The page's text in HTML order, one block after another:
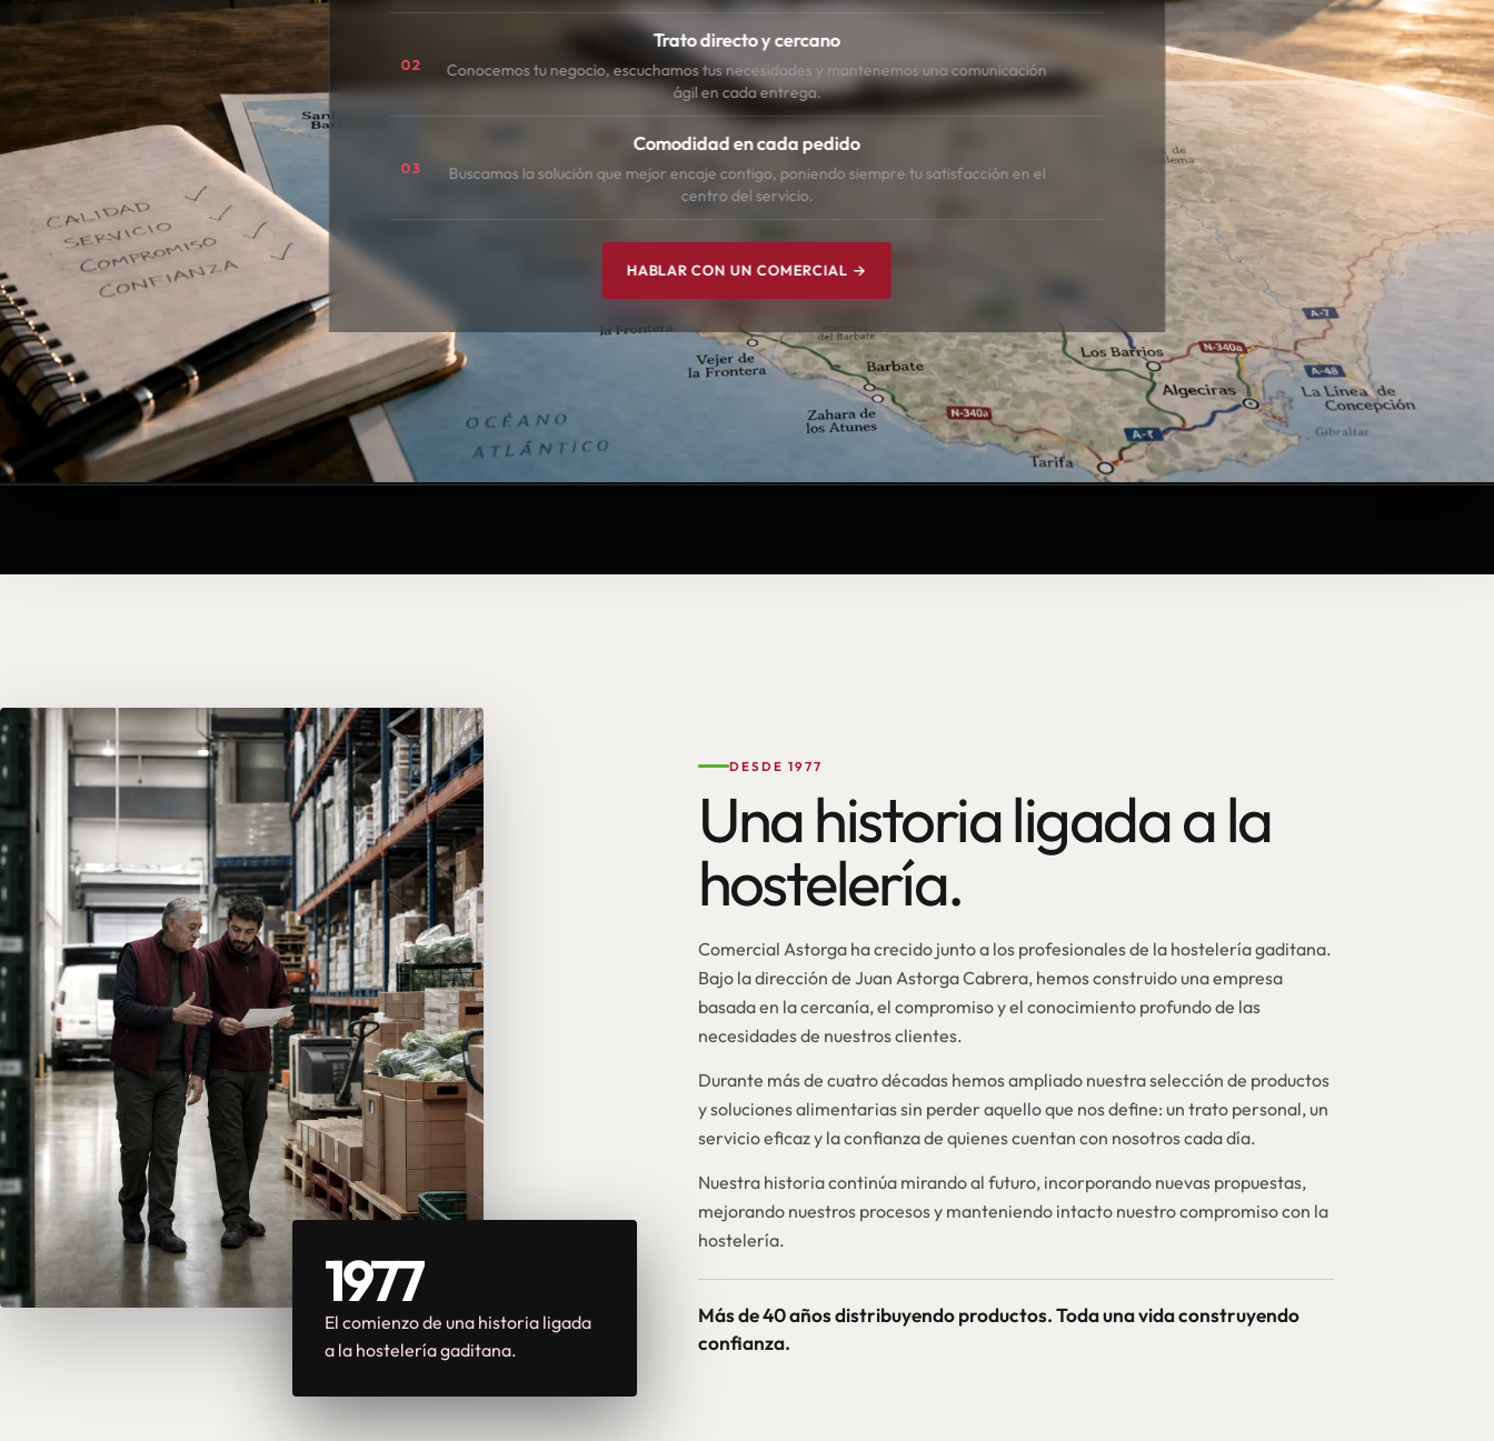
02
Trato directo y cercano
Conocemos tu negocio, escuchamos tus necesidades y mantenemos una comunicación
ágil en cada entrega.
03
Comodidad en cada pedido
Buscamos la solución que mejor encaje contigo, poniendo siempre tu satisfacción en el
centro del servicio.
HABLAR CON UN COMERCIAL →
1977
El comienzo de una historia ligada
a la hostelería gaditana.
DESDE 1977
Una historia ligada a la
hostelería.
Comercial Astorga ha crecido junto a los profesionales de la hostelería gaditana.
Bajo la dirección de Juan Astorga Cabrera, hemos construido una empresa
basada en la cercanía, el compromiso y el conocimiento profundo de las
necesidades de nuestros clientes.
Durante más de cuatro décadas hemos ampliado nuestra selección de productos
y soluciones alimentarias sin perder aquello que nos define: un trato personal, un
servicio eficaz y la confianza de quienes cuentan con nosotros cada día.
Nuestra historia continúa mirando al futuro, incorporando nuevas propuestas,
mejorando nuestros procesos y manteniendo intacto nuestro compromiso con la
hostelería.
Más de 40 años distribuyendo productos. Toda una vida construyendo
confianza.